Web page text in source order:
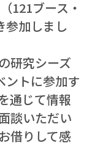
121ブース・
参加しまし
研究シーズ
ントに参加す
通じて情報
談いただい
借りして感